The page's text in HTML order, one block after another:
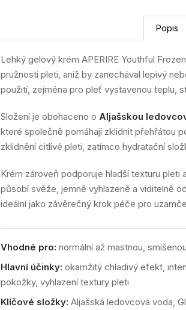
Popis
Lehký gelový krém APERIRE Youthful
pružnosti pleti, aniž by zanechával lepivý
použití, zejména pro pleť vystavenou teplu,
Složení je obohaceno o Aljašskou
které společně pomáhají zklidnit přehřátou
zklidnění citlivé pleti, zatímco hydratační
Krém zároveň podporuje hladší texturu pleti
působí svěže, jemně vyhlazeně a viditelně
ideální jako závěrečný krok péče pro
Vhodné pro: normální až mastnou,
Hlavní účinky: okamžitý chladivý efekt,
pokožky, vyhlazení textury pleti
Klíčové složky: Aljašská ledovcová voda,